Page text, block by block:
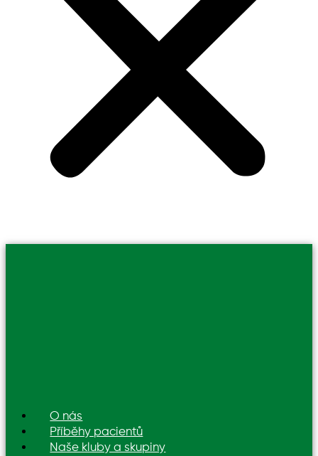
O nás
Příběhy pacientů
Naše kluby a skupiny